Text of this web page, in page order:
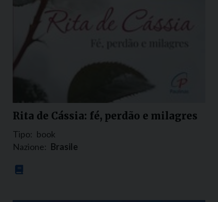
Rita de Cássia: fé, perdão e milagres
Tipo: book
Nazione: Brasile